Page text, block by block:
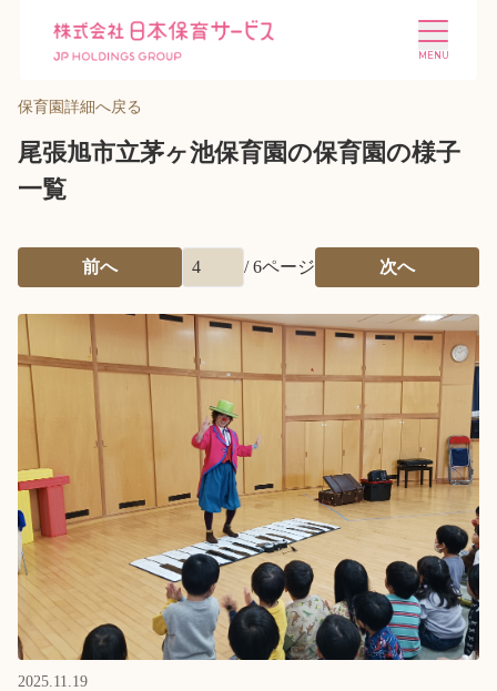
施設を探す 選ばれる理由
会社概要 ニュース
投資家情報 採用情報
English
ホーム
利用者の声
プライバシーポリシー
保育園詳細へ戻る
尾張旭市立茅ヶ池保育園の保育園の様子
一覧
前へ /6ページ 次へ
2025.11.19